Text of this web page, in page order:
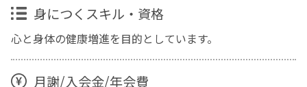
身につくスキル・資格
心と身体の健康増進を目的としています。
月謝/入会金/年会費